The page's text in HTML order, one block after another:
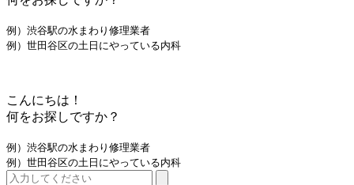
例）渋谷駅の水まわり修理業者
例）世田谷区の土日にやっている内科
こんにちは！
何をお探しですか？
例）渋谷駅の水まわり修理業者
例）世田谷区の土日にやっている内科